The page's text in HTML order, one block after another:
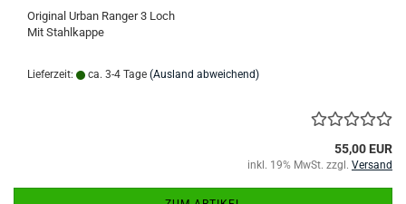
Original Urban Ranger 3 Loch
Mit Stahlkappe
Lieferzeit: ca. 3-4 Tage (Ausland abweichend)
55,00 EUR
inkl. 19% MwSt. zzgl. Versand